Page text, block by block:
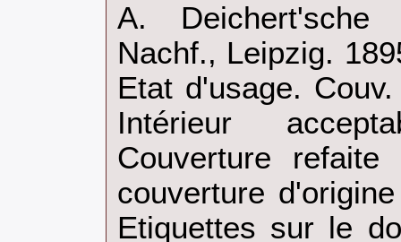
‎A. Deichert'sche
Nachf., Leipzig.
Etat d'usage.
Intérieur
Couverture
couverture
Etiquettes sur le